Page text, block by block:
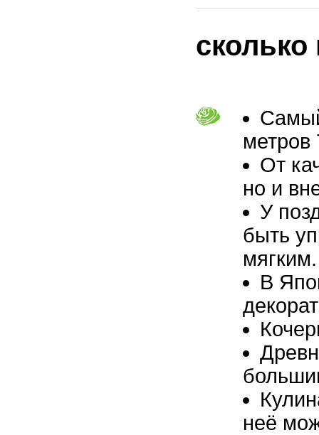
метров
От
но и
У
быть
мягким.
В
неё